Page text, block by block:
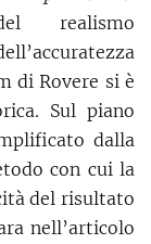
realismo
di Rovere si è
Sul piano
dalla
con cui la
del risultato
nell’articolo